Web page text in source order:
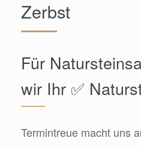
Zerbst
Für
wir Ihr ✅
Termintreue macht uns